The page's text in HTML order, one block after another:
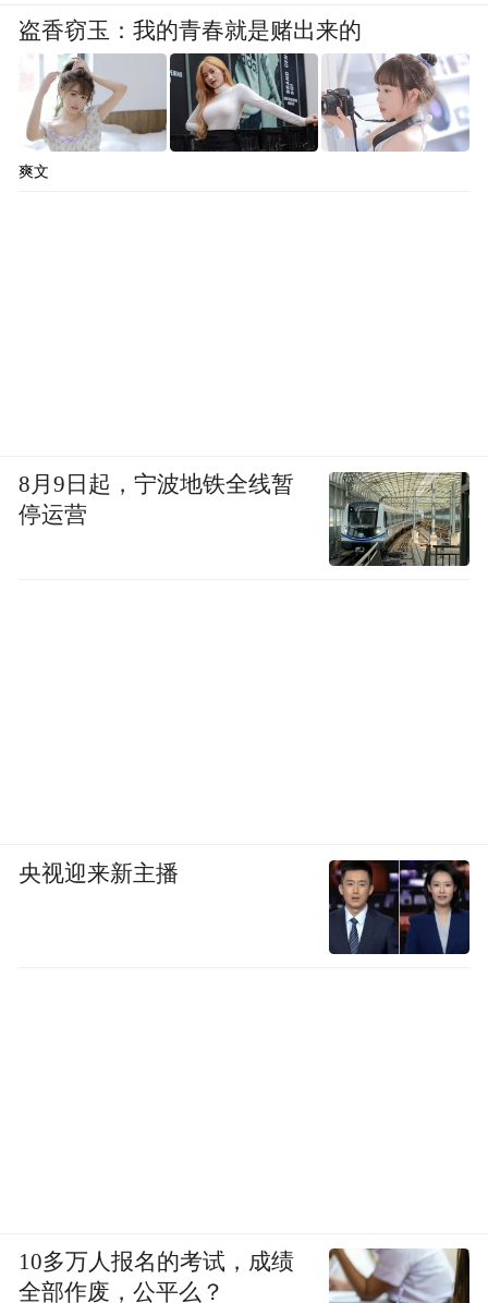
盗香窃玉：我的青春就是赌出来的
爽文
8月9日起，宁波地铁全线暂
停运营
央视迎来新主播
10多万人报名的考试，成绩
全部作废，公平么？